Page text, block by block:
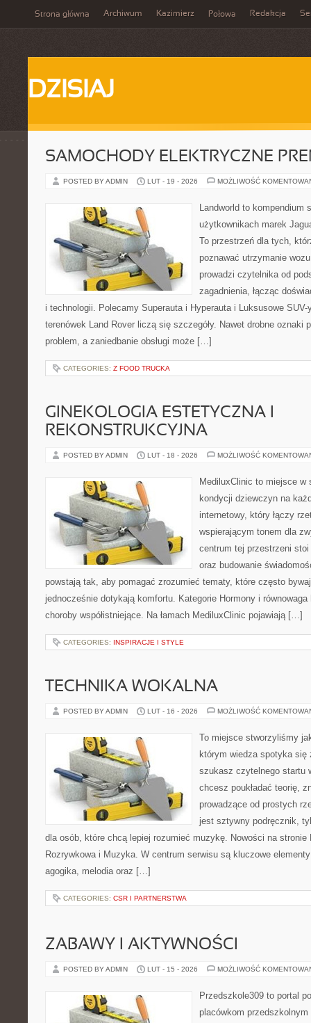
Strona główna Archiwum Kazimierz Połowa Redakcja
DZISIAJ
SAMOCHODY ELEKTRYCZNE
POSTED BY ADMIN LUT - 19 - 2026 MOŻLIWOŚĆ
Landworld to kompendium
użytkownikach marek
To przestrzeń dla tych,
poznawać utrzymanie
prowadzi czytelnika od
zagadnienia, łącząc
i technologii. Polecamy Superauta i Hyperauta i Luksusowe
terenówek Land Rover liczą się szczegóły. Nawet drobne oznaki
problem, a zaniedbanie obsługi może […]
CATEGORIES: Z FOOD TRUCKA
GINEKOLOGIA ESTETYCZNA I
REKONSTRUKCYJNA
POSTED BY ADMIN LUT - 18 - 2026 MOŻLIWOŚĆ
MediluxClinic to miejsce
kondycji dziewczyn na
internetowy, który łączy
wspierającym tonem dla
centrum tej przestrzeni
oraz budowanie
powstają tak, aby pomagać zrozumieć tematy, które często
jednocześnie dotykają komfortu. Kategorie Hormony i
choroby współistniejące. Na łamach MediluxClinic pojawiają […]
CATEGORIES: INSPIRACJE I STYLE
TECHNIKA WOKALNA
POSTED BY ADMIN LUT - 16 - 2026 MOŻLIWOŚĆ
To miejsce stworzyliśmy
którym wiedza spotyka
szukasz czytelnego startu
chcesz poukładać teorię,
prowadzące od prostych
jest sztywny podręcznik,
dla osób, które chcą lepiej rozumieć muzykę. Nowości na stronie
Rozrywkowa i Muzyka. W centrum serwisu są kluczowe
agogika, melodia oraz […]
CATEGORIES: CSR I PARTNERSTWA
ZABAWY I AKTYWNOŚCI
POSTED BY ADMIN LUT - 15 - 2026 MOŻLIWOŚĆ
Przedszkole309 to portal
placówkom